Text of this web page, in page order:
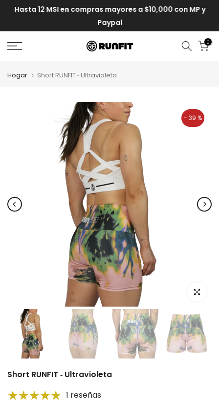
Hasta 12 MSI en compras mayores a $10,000 con MP y
Paypal
0
Hogar Short RUNFIT ‑ Ultravioleta
- 39 %
Click
Short RUNFIT ‑ Ultravioleta
1 reseñas